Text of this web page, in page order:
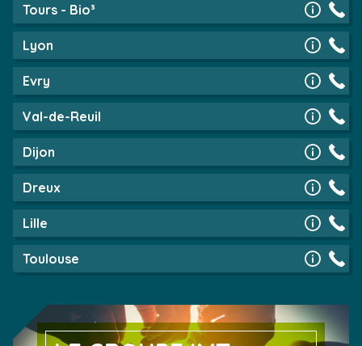
Tours - Bio³
Lyon
Evry
Val-de-Reuil
Dijon
Dreux
Lille
Toulouse